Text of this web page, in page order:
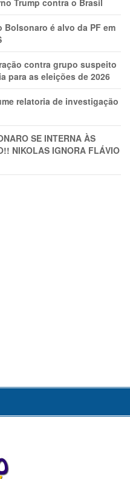
Trump contra o Brasil
é alvo da PF em
contra grupo suspeito
para as eleições de 2026
relatoria de investigação
SE INTERNA ÀS
NIKOLAS IGNORA FLÁVIO